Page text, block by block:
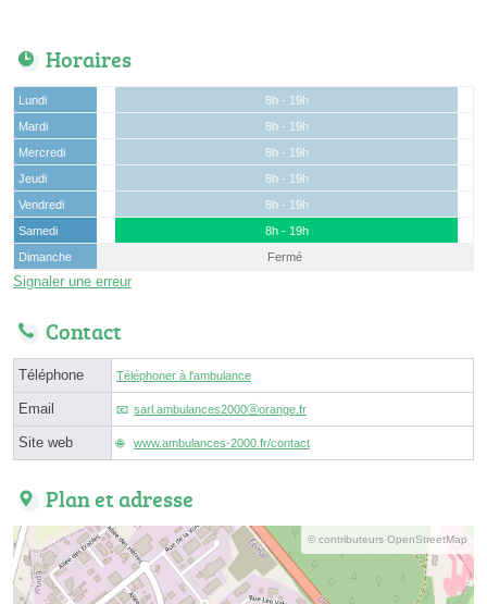
Horaires
Lundi
8h - 19h
Mardi
8h - 19h
Mercredi
8h - 19h
Jeudi
8h - 19h
Vendredi
8h - 19h
Samedi
8h - 19h
Dimanche
Fermé
Signaler une erreur
Contact
Téléphone Téléphoner à l'ambulance
Email sarl.ambulances2000ⓐorange.fr
Site web www.ambulances-2000.fr/contact
Plan et adresse
© contributeurs OpenStreetMap